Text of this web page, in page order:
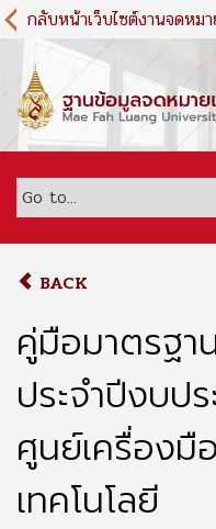
S
k
m
c
กลับหน้าเว็บไซต์งานจดหม
BACK
คู่มือมาตรฐา
ประจำปีงบป
ศูนย์เครื่องมื
เทคโนโลยี